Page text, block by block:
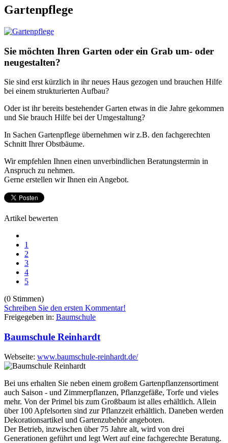
Gartenpflege
Sie möchten Ihren Garten oder ein Grab um- oder
neugestalten?
Sie sind erst kürzlich in ihr neues Haus gezogen und brauchen Hilfe
bei einem strukturierten Aufbau?
Oder ist ihr bereits bestehender Garten etwas in die Jahre gekommen
und Sie brauch Hilfe bei der Umgestaltung?
In Sachen Gartenpflege übernehmen wir z.B. den fachgerechten
Schnitt Ihrer Obstbäume.
Wir empfehlen Ihnen einen unverbindlichen Beratungstermin in
Anspruch zu nehmen.
Gerne erstellen wir Ihnen ein Angebot.
Artikel bewerten
1
2
3
4
5
(0 Stimmen)
Schreiben Sie den ersten Kommentar!
Freigegeben in: Baumschule
Baumschule Reinhardt
Webseite: www.baumschule-reinhardt.de/
Bei uns erhalten Sie neben einem großem Gartenpflanzensortiment
auch Saison - und Zimmerpflanzen, Pflanzgefäße, Torfe und vieles
mehr. Von der Primel bis zum Großbaum ist alles erhältlich. Allein
über 100 Apfelsorten sind zur Pflanzzeit erhältlich. Daneben werden
Dekorationsartikel und Gartenzubehör angeboten.
Der Betrieb, inzwischen über 75 Jahre alt, wird von drei
Generationen geführt und legt Wert auf eine fachgerechte Beratung.